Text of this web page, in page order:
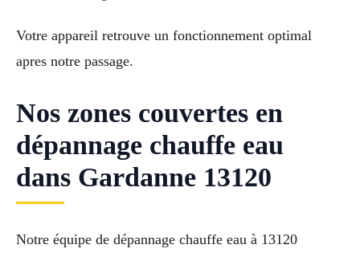
Votre appareil retrouve un fonctionnement optimal
apres notre passage.
Nos zones couvertes en
dépannage chauffe eau
dans Gardanne 13120
Notre équipe de dépannage chauffe eau à 13120